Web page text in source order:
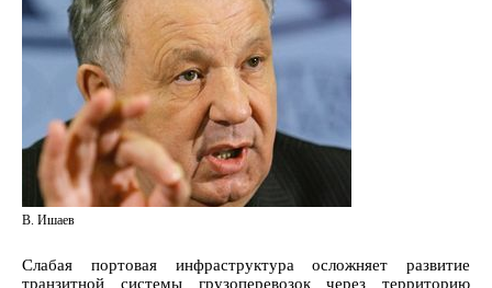
В. Ишаев
Слабая портовая инфраструктура осложняет развитие
транзитной системы грузоперевозок через территорию